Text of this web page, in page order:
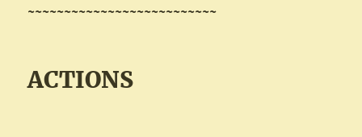
~~~~~~~~~~~~~~~~~~~~~~~~~~
ACTIONS